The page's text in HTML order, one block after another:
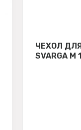
ЧЕХОЛ
SVARGA М